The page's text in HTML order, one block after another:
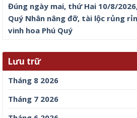
Đúng ngày mai, thứ Hai 10/8/
Quý Nhân nâng đỡ, tài lộc rủng
vinh hoa Phú Quý
Lưu trữ
Tháng 8 2026
Tháng 7 2026